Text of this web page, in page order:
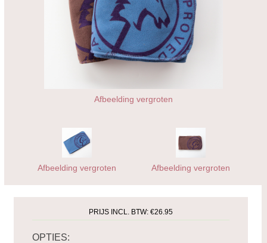
Afbeelding vergroten
Afbeelding vergroten Afbeelding vergroten
PRIJS INCL. BTW:€26.95
OPTIES: